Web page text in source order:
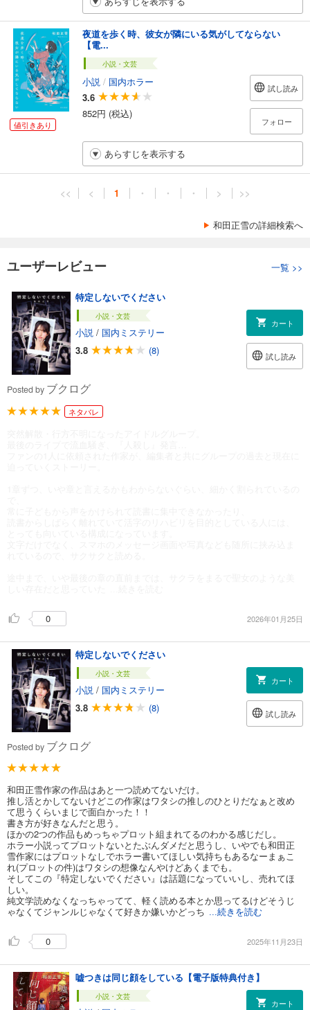
値引きあり
夜道を歩く時、彼女が隣にいる気がしてならない
【電...
小説・文芸
小説 / 国内ホラー
3.6
852円 (税込)
試し読み
フォロー
あらすじを表示する
<< < 1 ・ ・ ・ > >>
和田正雪の詳細検索へ
ユーザーレビュー 一覧 >>
特定しないでください
小説・文芸
小説 / 国内ミステリー
3.8
(8)
カート
試し読み
Posted by ブクログ
ネタバレ
0 2026年01月25日
特定しないでください
小説・文芸
小説 / 国内ミステリー
3.8
(8)
カート
試し読み
Posted by ブクログ
和田正雪作家の作品はあと一つ読めてないだけ。
推し活とかしてないけどこの作家はワタシの推しのひとりだなぁと改め
て思うくらいまじで面白かった！！
書き方が好きなんだと思う。
ほかの2つの作品もめっちゃプロット組まれてるのわかる感じだし。
ホラー小説ってプロットないとたぶんダメだと思うし、いやでも和田正
雪作家にはプロットなしでホラー書いてほしい気持ちもあるなーまぁこ
れ(プロットの件)はワタシの想像なんやけどあくまでも。
そしてこの『特定しないでください』は話題になっていいし、売れてほ
しい。
純文学読めなくなっちゃってて、軽く読める本とか思ってるけどそうじ
ゃなくてジャンルじゃなくて好きか嫌いかどっち
...続きを読む
0 2025年11月23日
嘘つきは同じ顔をしている【電子版特典付き】
小説・文芸
カート